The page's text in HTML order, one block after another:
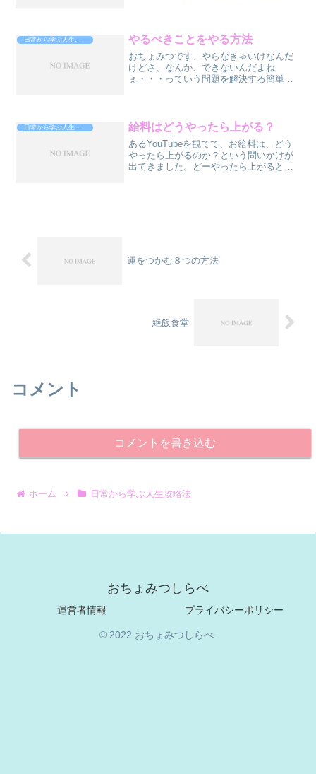
た、やってくれた、嬉しい。ス...
日常から学ぶ人生攻略法 やるべきことをやる方法
おちょみつです、やらなきゃいけなんだ
けどさ、なんか、できないんだよね
ぇ・・・っていう問題を解決する簡単で
テップ２ 重要な順に並べ替える...
給料はどうやったら上がる？
あるYouTubeを観てて、お給料は、どう
やったら上がるのか？という問いかけが
出てきました。どーやったら上がると思
運をつかむ８つの方法
絶飯食堂
コメント
コメントを書き込む
ホーム 日常から学ぶ人生攻略法
おちょみつしらべ
運営者情報 プライバシーポリシー
© 2022 おちょみつしらべ.